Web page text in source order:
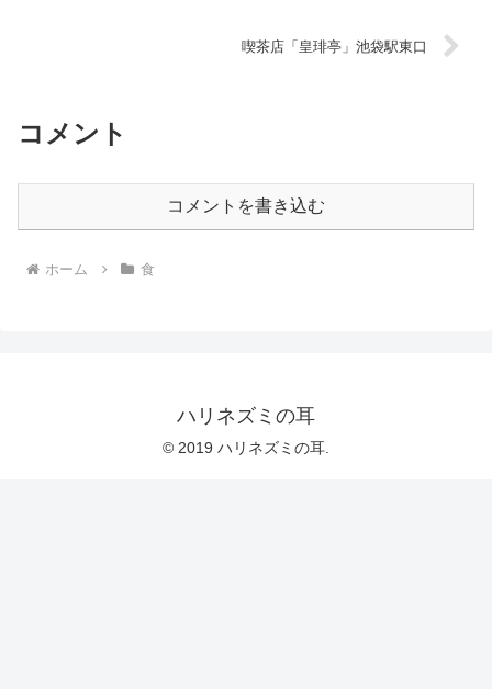
喫茶店「皇琲亭」池袋駅東口
コメント
コメントを書き込む
ホーム 食
ハリネズミの耳
© 2019 ハリネズミの耳.